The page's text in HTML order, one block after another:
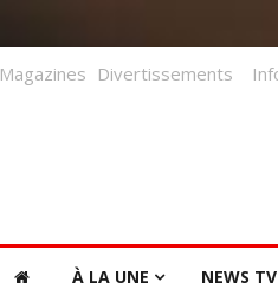
Magazines Divertissements
À LA UNE NEWS TV